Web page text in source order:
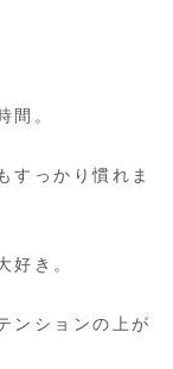
間。
すっかり慣れま
好き。
ンションの上が